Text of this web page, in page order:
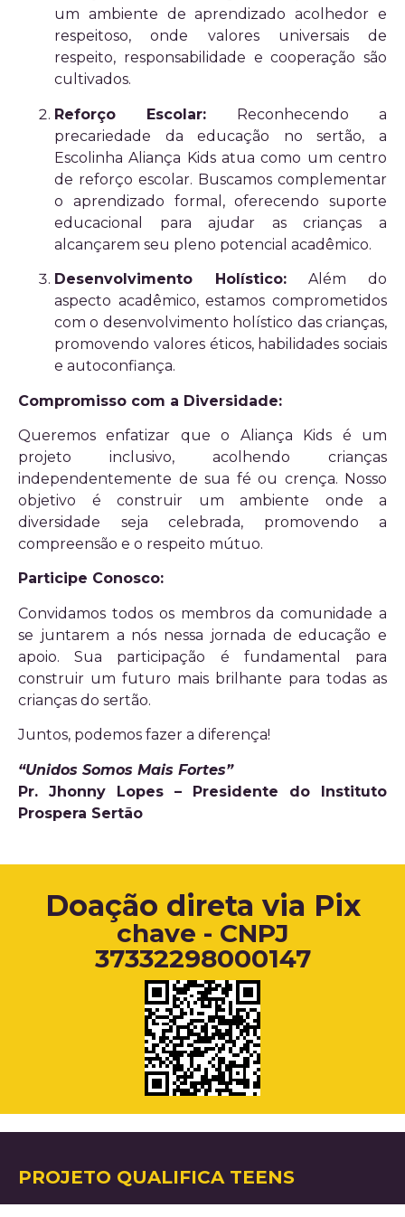
um ambiente de aprendizado acolhedor e
respeitoso, onde valores universais de
respeito, responsabilidade e cooperação são
cultivados.
Reforço Escolar: Reconhecendo a
precariedade da educação no sertão, a
Escolinha Aliança Kids atua como um centro
de reforço escolar. Buscamos complementar
o aprendizado formal, oferecendo suporte
educacional para ajudar as crianças a
alcançarem seu pleno potencial acadêmico.
Desenvolvimento Holístico: Além do
aspecto acadêmico, estamos comprometidos
com o desenvolvimento holístico das crianças,
promovendo valores éticos, habilidades sociais
e autoconfiança.
Compromisso com a Diversidade:
Queremos enfatizar que o Aliança Kids é um
projeto inclusivo, acolhendo crianças
independentemente de sua fé ou crença. Nosso
objetivo é construir um ambiente onde a
diversidade seja celebrada, promovendo a
compreensão e o respeito mútuo.
Participe Conosco:
Convidamos todos os membros da comunidade a
se juntarem a nós nessa jornada de educação e
apoio. Sua participação é fundamental para
construir um futuro mais brilhante para todas as
crianças do sertão.
Juntos, podemos fazer a diferença!
“Unidos Somos Mais Fortes”
Pr. Jhonny Lopes – Presidente do Instituto
Prospera Sertão
Doação direta via Pix
chave - CNPJ
37332298000147
PROJETO QUALIFICA TEENS